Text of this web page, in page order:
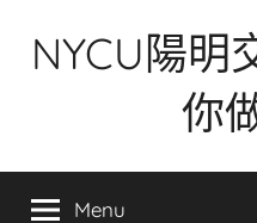
NYCU陽明
你
Menu